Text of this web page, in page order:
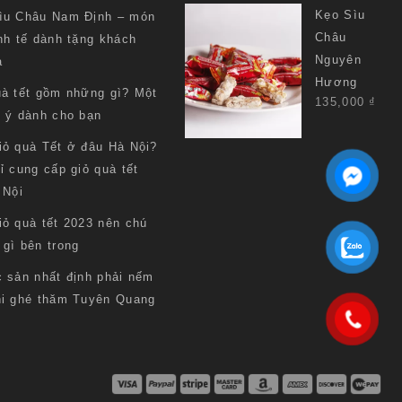
Châu Nam Định – món
tế dành tặng khách
tết gồm những gì? Một
dành cho bạn
quà Tết ở đâu Hà Nội?
cung cấp giỏ quà tết
quà tết 2023 nên chú
gì bên trong
sản nhất định phải nếm
ghé thăm Tuyên Quang
Kẹo Sìu
Châu
Nguyên
Hương
135,000 ₫